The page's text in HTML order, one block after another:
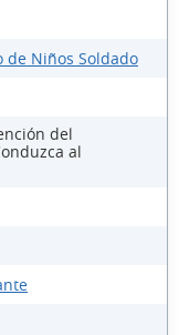
de Niños Soldado
del
al